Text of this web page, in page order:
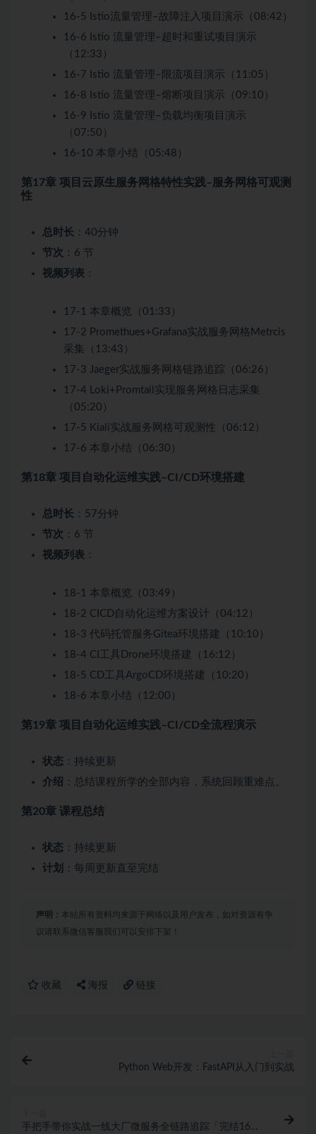
16-5 Istio流量管理–故障注入项目演示（08:42）
16-6 Istio 流量管理–超时和重试项目演示
（12:33）
16-7 Istio 流量管理–限流项目演示（11:05）
16-8 Istio 流量管理–熔断项目演示（09:10）
16-9 Istio 流量管理–负载均衡项目演示
（07:50）
16-10 本章小结（05:48）
第17章 项目云原生服务网格特性实践–服务网格可观测
性
总时长 ：40分钟
节次 ：6 节
视频列表 ：
17-1 本章概览（01:33）
17-2 Promethues+Grafana实战服务网格Metrcis
采集（13:43）
17-3 Jaeger实战服务网格链路追踪（06:26）
17-4 Loki+Promtail实现服务网格日志采集
（05:20）
17-5 Kiali实战服务网格可观测性（06:12）
17-6 本章小结（06:30）
第18章 项目自动化运维实践–CI/CD环境搭建
总时长 ：57分钟
节次 ：6 节
视频列表 ：
18-1 本章概览（03:49）
18-2 CICD自动化运维方案设计（04:12）
18-3 代码托管服务Gitea环境搭建（10:10）
18-4 CI工具Drone环境搭建（16:12）
18-5 CD工具ArgoCD环境搭建（10:20）
18-6 本章小结（12:00）
第19章 项目自动化运维实践–CI/CD全流程演示
状态 ：持续更新
介绍 ：总结课程所学的全部内容，系统回顾重难点。
第20章 课程总结
状态 ：持续更新
计划
：每周更新直至完结
声明： 本站所有资料均来源于网络以及用户发布，如对资源有争
议请联系微信客服我们可以安排下架！
收藏 海报 链接
Python Web开发：FastAPI从入门到实战
手把手带你实战一线大厂微服务全链路追踪「完结16